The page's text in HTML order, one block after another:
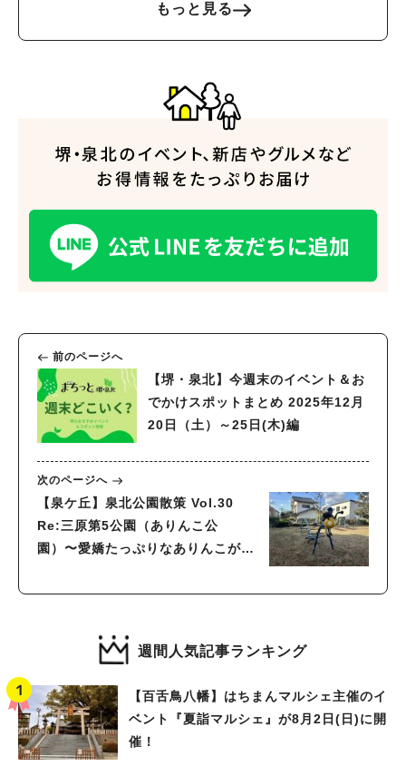
もっと見る
前のページへ
【堺・泉北】今週末のイベント＆お
でかけスポットまとめ 2025年12月
20日（土）～25日(木)編
次のページへ
【泉ケ丘】泉北公園散策 Vol.30
Re:三原第5公園（ありんこ公
園）〜愛嬌たっぷりなありんこが出
公園〜
週間人気記事ランキング
【百舌鳥八幡】はちまんマルシェ主催のイ
ベント『夏詣マルシェ』が8月2日(日)に開
催！
#泉ヶ丘駅#栂・美木多駅#光明池駅#なかもず駅#深井駅#ランチ#カフェ
#あなたはどっち？